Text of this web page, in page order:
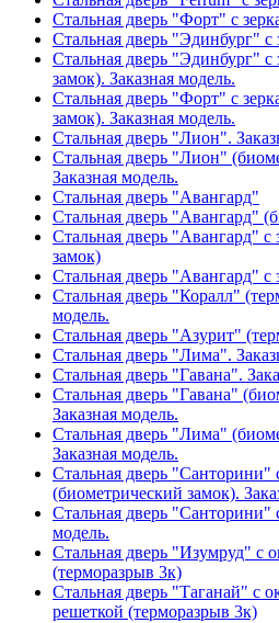
Стальная дверь "Форт" с
Стальная дверь "Эдинбург" с
Стальная дверь "Эдинбург" с
замок). Заказная модель.
Стальная дверь "Форт" с
замок). Заказная модель.
Стальная дверь "Лион".
Стальная дверь "Лион"
Заказная модель.
Стальная дверь "Авангард"
Стальная дверь "Авангард"
Стальная дверь "Авангард" с
замок)
Стальная дверь "Авангард" с
Стальная дверь "Коралл"
модель.
Стальная дверь "Азурит"
Стальная дверь "Лима".
Стальная дверь "Гавана".
Стальная дверь "Гавана"
Заказная модель.
Стальная дверь "Лима"
Заказная модель.
Стальная дверь "Санторини"
(биометрический замок).
Стальная дверь "Санторини"
модель.
Стальная дверь "Изумруд" с
(терморазрыв 3к)
Стальная дверь "Таганай" с
решеткой (терморазрыв 3к)